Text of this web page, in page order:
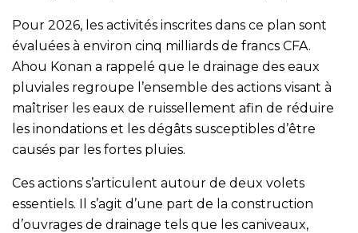
Pour 2026, les activités inscrites dans ce plan sont
évaluées à environ cinq milliards de francs CFA.
Ahou Konan a rappelé que le drainage des eaux
pluviales regroupe l’ensemble des actions visant à
maîtriser les eaux de ruissellement afin de réduire
les inondations et les dégâts susceptibles d’être
causés par les fortes pluies.
Ces actions s’articulent autour de deux volets
essentiels. Il s’agit d’une part de la construction
d’ouvrages de drainage tels que les caniveaux,